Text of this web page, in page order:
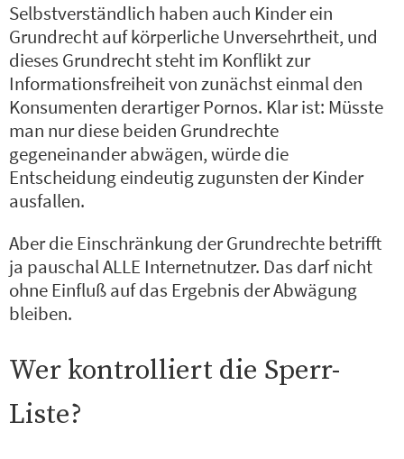
Selbstverständlich haben auch Kinder ein
Grundrecht auf körperliche Unversehrtheit, und
dieses Grundrecht steht im Konflikt zur
Informationsfreiheit von zunächst einmal den
Konsumenten derartiger Pornos. Klar ist: Müsste
man nur diese beiden Grundrechte
gegeneinander abwägen, würde die
Entscheidung eindeutig zugunsten der Kinder
ausfallen.
Aber die Einschränkung der Grundrechte betrifft
ja pauschal ALLE Internetnutzer. Das darf nicht
ohne Einfluß auf das Ergebnis der Abwägung
bleiben.
Wer kontrolliert die Sperr-
Liste?